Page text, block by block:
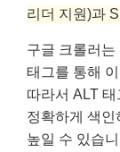
리더 지원)과
구글 크롤러는
태그를 통해
따라서 ALT
정확하게 색인
높일 수 있습